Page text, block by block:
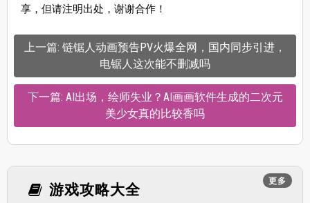
享，但请注明出处，谢谢合作！
上一篇: 链锯人动画预告PV火爆全网，国内同步引进，
电锯人这次能不删减吗
下一篇: AI出场，绘师失业？AI画画软件生成的二次元
美少女真的比较香吗
更多
游戏攻略大全